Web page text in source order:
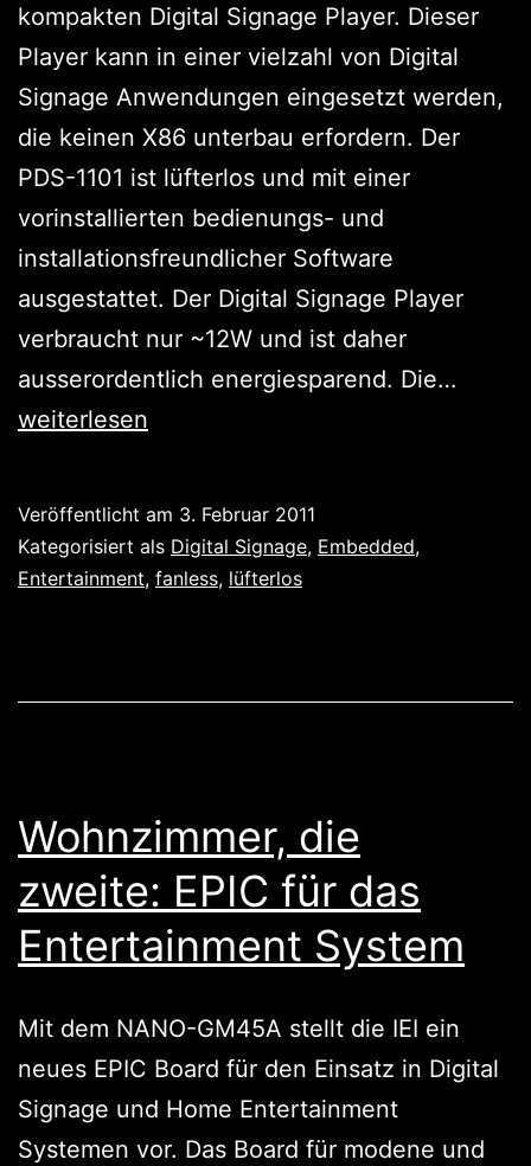
kompakten Digital Signage Player. Dieser
Player kann in einer vielzahl von Digital
Signage Anwendungen eingesetzt werden,
die keinen X86 unterbau erfordern. Der
PDS-1101 ist lüfterlos und mit einer
vorinstallierten bedienungs- und
installationsfreundlicher Software
ausgestattet. Der Digital Signage Player
verbraucht nur ~12W und ist daher
ausserordentlich energiesparend. Die…
weiterlesen
Veröffentlicht am 3. Februar 2011
Kategorisiert als Digital Signage, Embedded,
Entertainment, fanless, lüfterlos
Wohnzimmer, die
zweite: EPIC für das
Entertainment System
Mit dem NANO-GM45A stellt die IEI ein
neues EPIC Board für den Einsatz in Digital
Signage und Home Entertainment
Systemen vor. Das Board für modene und